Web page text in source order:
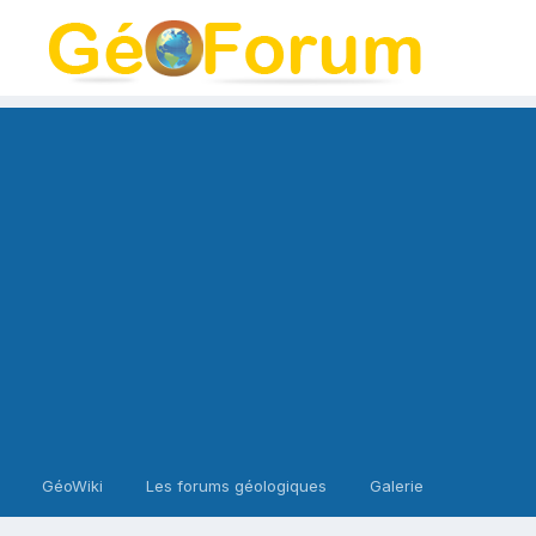
GéoWiki Les forums géologiques Galerie